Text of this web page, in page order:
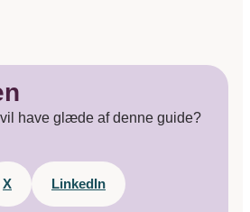
have glæde af denne guide?
X LinkedIn